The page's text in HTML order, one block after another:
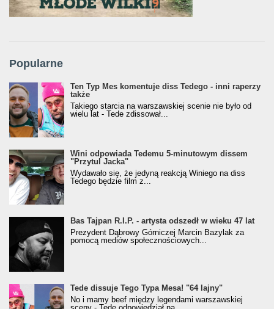
Popularne
Ten Typ Mes komentuje diss Tedego - inni raperzy
także
Takiego starcia na warszawskiej scenie nie było od
wielu lat - Tede zdissował...
Wini odpowiada Tedemu 5-minutowym dissem
"Przytul Jacka"
Wydawało się, że jedyną reakcją Winiego na diss
Tedego będzie film z...
Bas Tajpan R.I.P. - artysta odszedł w wieku 47 lat
Prezydent Dąbrowy Górniczej Marcin Bazylak za
pomocą mediów społecznościowych...
Tede dissuje Tego Typa Mesa! "64 lajny"
No i mamy beef między legendami warszawskiej